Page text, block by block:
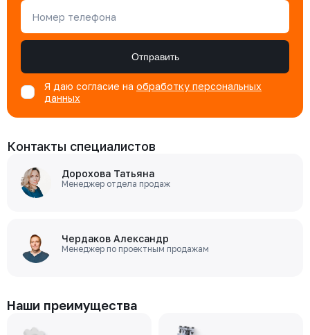
Номер телефона
Отправить
Я даю согласие на обработку персональных
данных
Контакты специалистов
Дорохова Татьяна
Менеджер отдела продаж
Чердаков Александр
Менеджер по проектным продажам
Наши преимущества